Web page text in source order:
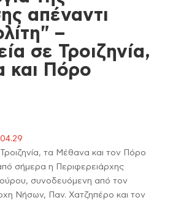
απέναντι
–
σε Τροιζηνία,
και Πόρο
Τροιζηνία, τα Μέθανα και τον Πόρο
σήμερα η Περιφερειάρχης
συνοδευόμενη από τον
Νήσων, Παν. Χατζηπέρο και τον